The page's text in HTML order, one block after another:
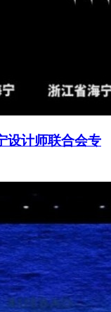
设计师联合会专